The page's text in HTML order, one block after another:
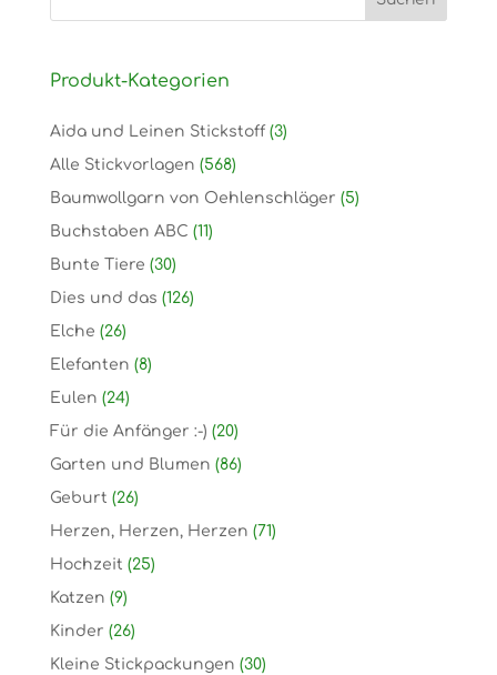
Produkt-Kategorien
Aida und Leinen Stickstoff (3)
Alle Stickvorlagen (568)
Baumwollgarn von Oehlenschläger (5)
Buchstaben ABC (11)
Bunte Tiere (30)
Dies und das (126)
Elche (26)
Elefanten (8)
Eulen (24)
Für die Anfänger :-) (20)
Garten und Blumen (86)
Geburt (26)
Herzen, Herzen, Herzen (71)
Hochzeit (25)
Katzen (9)
Kinder (26)
Kleine Stickpackungen (30)